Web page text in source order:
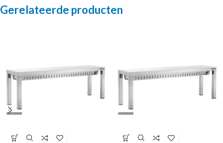
Gerelateerde producten